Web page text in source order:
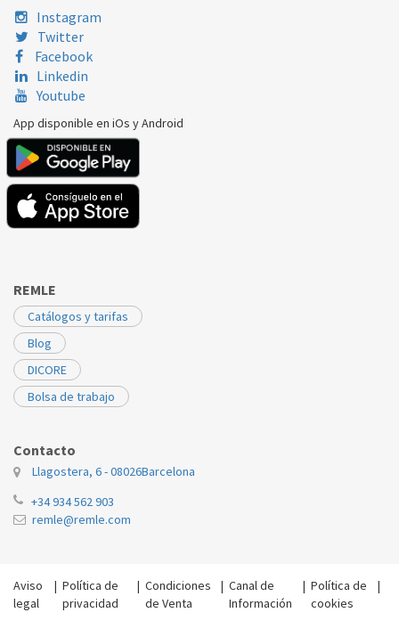
Instagram
Twitter
Facebook
Linkedin
Youtube
App disponible en iOs y Android
REMLE
Catálogos y tarifas
Blog
DICORE
Bolsa de trabajo
Contacto
Llagostera, 6 - 08026Barcelona
+34 934 562 903
remle@remle.com
Aviso
legal
| Política de
privacidad
|Condiciones
de Venta
|Canal de
Información
| Política de
cookies
|